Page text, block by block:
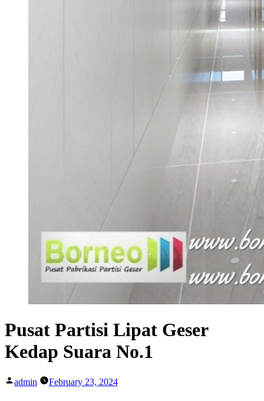
Pusat Partisi Lipat Geser
Kedap Suara No.1
Posted
admin February 23, 2024